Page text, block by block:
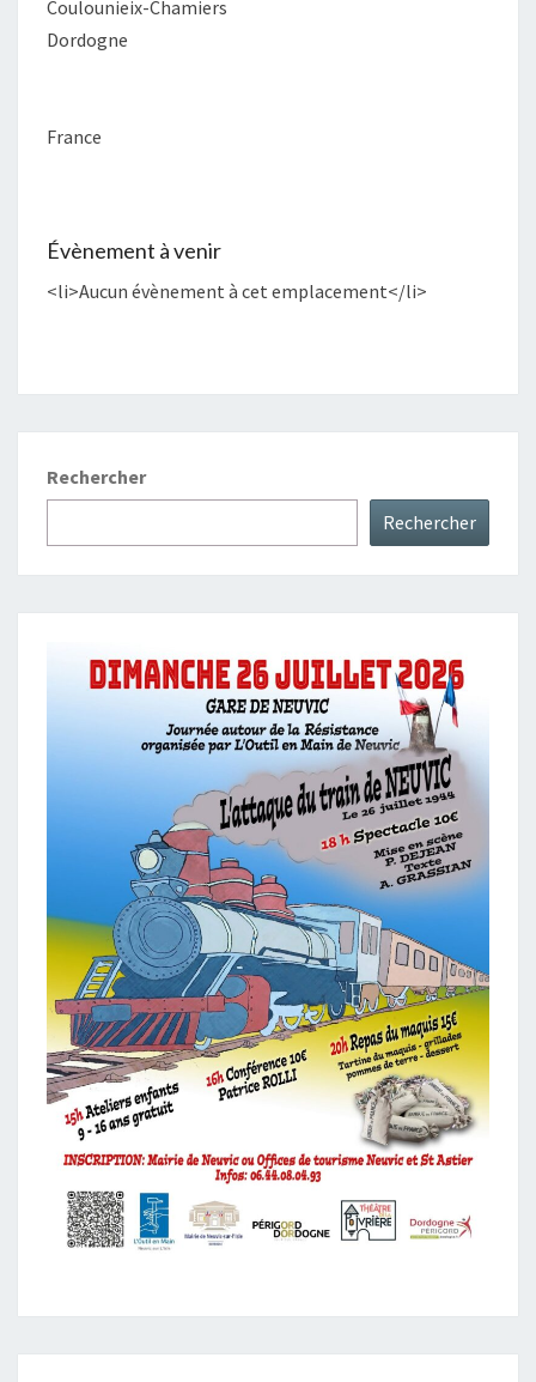
Coulounieix-Chamiers
Dordogne
France
Évènement à venir
<li>Aucun évènement à cet emplacement</li>
Rechercher
Rechercher